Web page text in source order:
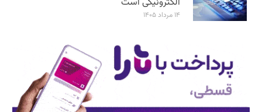
۱۴ مرداد ۱۴۰۵